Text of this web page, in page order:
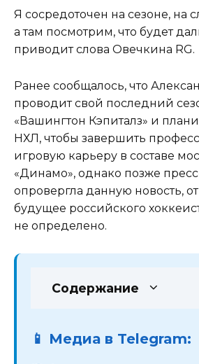
Я сосредоточен на сезоне, на
а там посмотрим, что будет
приводит слова Овечкина RG.
Ранее сообщалось, что
проводит свой последний
«Вашингтон Кэпиталз» и
НХЛ, чтобы завершить
игровую карьеру в составе
«Динамо», однако позже
опровергла данную новость,
будущее российского
не определено.
Содержание
📱 Медиа в Telegram: